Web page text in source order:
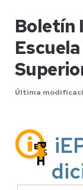
Boletín
Última